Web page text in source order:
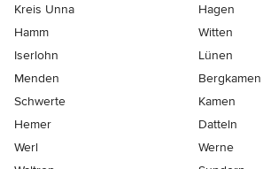
Kreis Unna
Hagen
Hamm
Witten
Iserlohn
Lünen
Menden
Bergkamen
Schwerte
Kamen
Hemer
Datteln
Werl
Werne